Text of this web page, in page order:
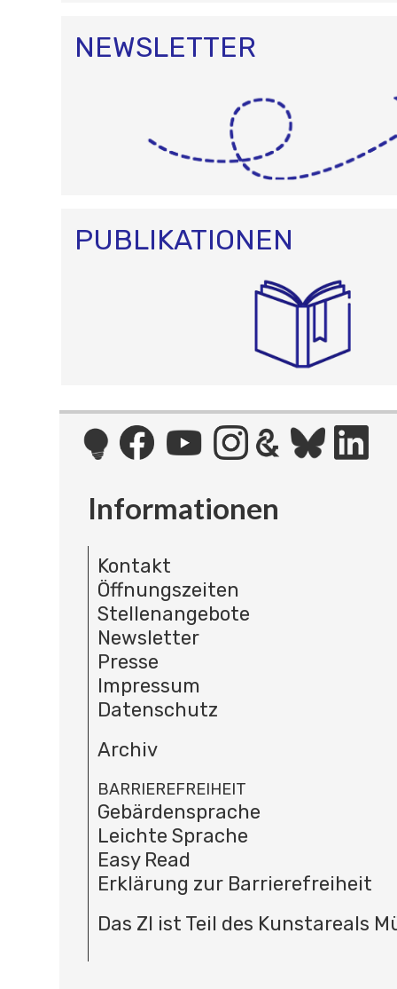
NEWSLETTER
PUBLIKATIONEN
Informationen
Kontakt
Öffnungszeiten
Stellenangebote
Newsletter
Presse
Impressum
Datenschutz
Archiv
BARRIEREFREIHEIT
Gebärdensprache
Leichte Sprache
Easy Read
Erklärung zur Barrierefreiheit
Das ZI ist Teil des Kunstareals